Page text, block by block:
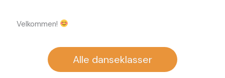
Velkommen!
Alle danseklasser